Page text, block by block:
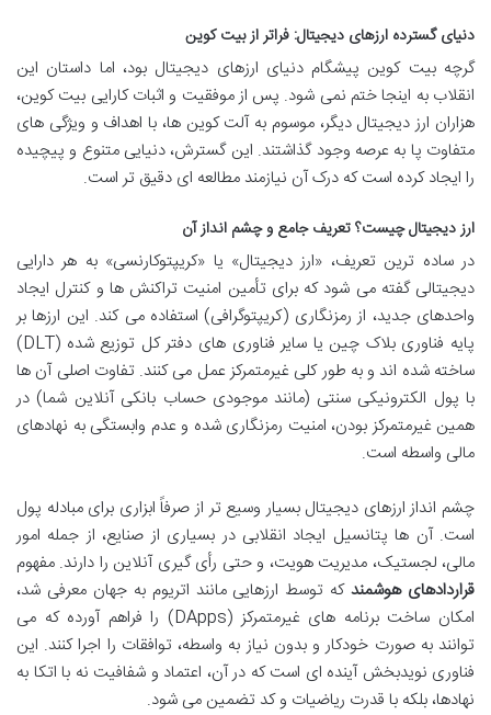
دنیای گسترده ارزهای دیجیتال: فراتر از بیت کوین
گرچه بیت کوین پیشگام دنیای ارزهای دیجیتال بود، اما داستان این
انقلاب به اینجا ختم نمی شود. پس از موفقیت و اثبات کارایی بیت کوین،
هزاران ارز دیجیتال دیگر، موسوم به آلت کوین ها، با اهداف و ویژگی های
متفاوت پا به عرصه وجود گذاشتند. این گسترش، دنیایی متنوع و پیچیده
را ایجاد کرده است که درک آن نیازمند مطالعه ای دقیق تر است.
ارز دیجیتال چیست؟ تعریف جامع و چشم انداز آن
در ساده ترین تعریف، «ارز دیجیتال» یا «کریپتوکارنسی» به هر دارایی
دیجیتالی گفته می شود که برای تأمین امنیت تراکنش ها و کنترل ایجاد
واحدهای جدید، از رمزنگاری (کریپتوگرافی) استفاده می کند. این ارزها بر
پایه فناوری بلاک چین یا سایر فناوری های دفتر کل توزیع شده (DLT)
ساخته شده اند و به طور کلی غیرمتمرکز عمل می کنند. تفاوت اصلی آن ها
با پول الکترونیکی سنتی (مانند موجودی حساب بانکی آنلاین شما) در
همین غیرمتمرکز بودن، امنیت رمزنگاری شده و عدم وابستگی به نهادهای
مالی واسطه است.
چشم انداز ارزهای دیجیتال بسیار وسیع تر از صرفاً ابزاری برای مبادله پول
است. آن ها پتانسیل ایجاد انقلابی در بسیاری از صنایع، از جمله امور
مالی، لجستیک، مدیریت هویت، و حتی رأی گیری آنلاین را دارند. مفهوم
قراردادهای هوشمندکه توسط ارزهایی مانند اتریوم به جهان معرفی شد،
امکان ساخت برنامه های غیرمتمرکز (DApps) را فراهم آورده که می
توانند به صورت خودکار و بدون نیاز به واسطه، توافقات را اجرا کنند. این
فناوری نویدبخش آینده ای است که در آن، اعتماد و شفافیت نه با اتکا به
نهادها، بلکه با قدرت ریاضیات و کد تضمین می شود.